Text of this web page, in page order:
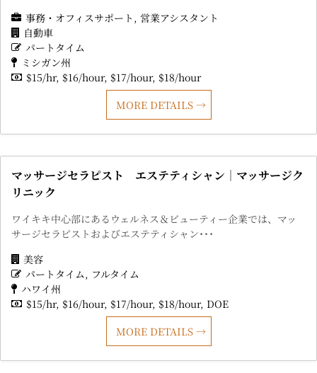
事務・オフィスサポート 営業アシスタント
自動車
パートタイム
ミシガン州
$15/hr $16/hour $17/hour $18/hour
MORE DETAILS
マッサージセラピスト エステティシャン｜マッサージク
リニック
ワイキキ中心部にあるウェルネス＆ビューティー企業では、マッ
サージセラピストおよびエステティシャン･･･
美容
パートタイム
フルタイム
ハワイ州
$15/hr $16/hour $17/hour $18/hour DOE
MORE DETAILS